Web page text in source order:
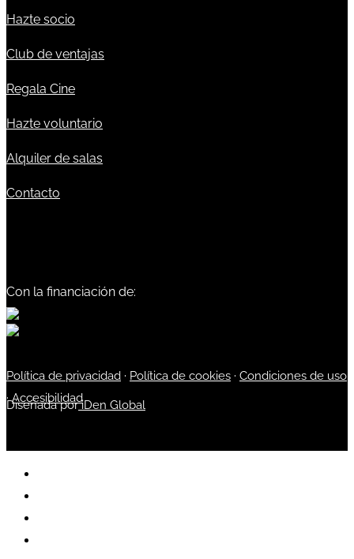
Hazte socio
Club de ventajas
Regala Cine
Hazte voluntario
Alquiler de salas
Contacto
Con la financiación de:
Política de privacidad · Política de cookies · Condiciones de uso
·Accesibilidad
Diseñada poriDen Global